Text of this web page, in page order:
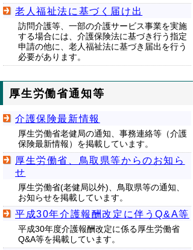
老人福祉法に基づく届け出
訪問介護等、一部の介護サービス事業を実施
する場合には、介護保険法に基づき行う指定
申請の他に、老人福祉法に基づき届出を行う
必要があります。
厚生労働省通知等
介護保険最新情報
厚生労働省老健局の通知、事務連絡等（介護
保険最新情報）を掲載しています。
厚生労働省、鳥取県等からのお知ら
せ
厚生労働省(老健局以外)、鳥取県等の通知、
お知らせを掲載しています。
平成30年介護報酬改定に伴うQ&A等
平成30年度介護報酬改定に係る厚生労働省
Q&A等を掲載しています。